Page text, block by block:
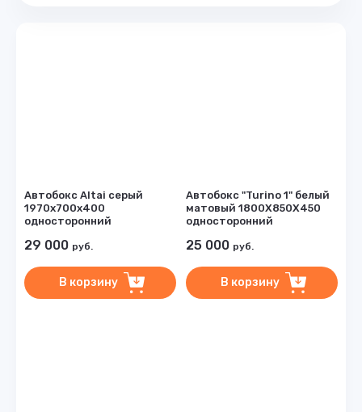
Автобокс Altai серый
1970х700х400
односторонний
29 000 руб.
В корзину
Автобокс "Turino 1" белый
матовый 1800Х850Х450
односторонний
25 000 руб.
В корзину